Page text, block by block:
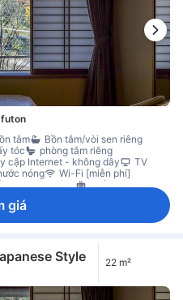
futon
tắm
Bồn tắm/vòi sen riêng
tóc
phòng tắm riêng
cập Internet - không dây
TV
nóng
Wi-Fi [miễn phí]
che ánh sáng
Sưởi
gian làm việc cho máy tính xách tay
Tủ quần áo
giá
Style
22 m²